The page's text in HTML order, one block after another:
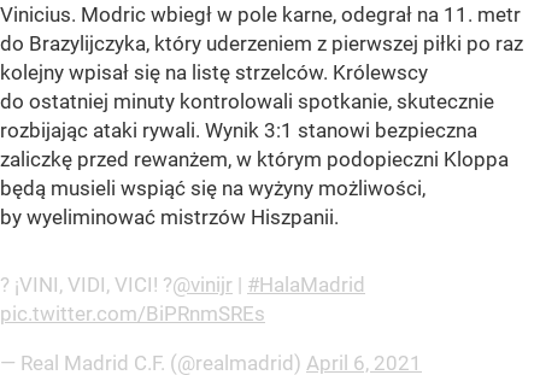
Vinicius. Modric wbiegł w pole karne, odegrał na 11. metr
do Brazylijczyka, który uderzeniem z pierwszej piłki po raz
kolejny wpisał się na listę strzelców. Królewscy
do ostatniej minuty kontrolowali spotkanie, skutecznie
rozbijając ataki rywali. Wynik 3:1 stanowi bezpieczna
zaliczkę przed rewanżem, w którym podopieczni Kloppa
będą musieli wspiąć się na wyżyny możliwości,
by wyeliminować mistrzów Hiszpanii.
? ¡VINI, VIDI, VICI! ?@vinijr | #HalaMadrid
pic.twitter.com/BiPRnmSREs
— Real Madrid C.F. (@realmadrid) April 6, 2021